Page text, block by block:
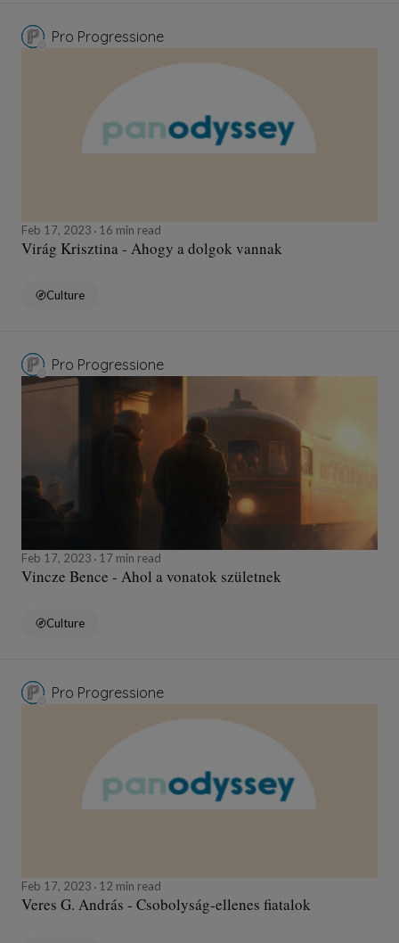
Pro Progressione
Feb 17, 2023 16 min read
Virág Krisztina - Ahogy a dolgok vannak
Culture
Pro Progressione
Feb 17, 2023 17 min read
Vincze Bence - Ahol a vonatok születnek
Culture
Pro Progressione
Feb 17, 2023 12 min read
Veres G. András - Csobolyság-ellenes fiatalok